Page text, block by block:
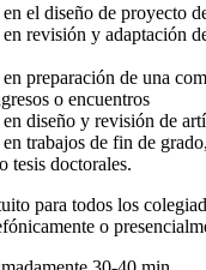
el diseño de proyecto
revisión y adaptación
preparación de una
o encuentros
diseño y revisión de
trabajos de fin de
tesis doctorales.
para todos los
o